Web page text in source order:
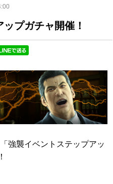
プガチャ開催！
強襲イベントステップアッ